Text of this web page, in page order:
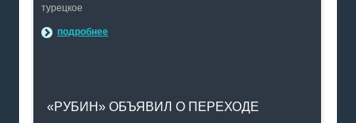
турецкое
подробнее
«РУБИН» ОБЪЯВИЛ О ПЕРЕХОДЕ